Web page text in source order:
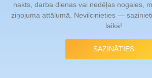
nakts, darba dienas vai nedēļas nogales,
ziņojuma attālumā. Nevilcinieties —
laikā!
SAZINĀTIES